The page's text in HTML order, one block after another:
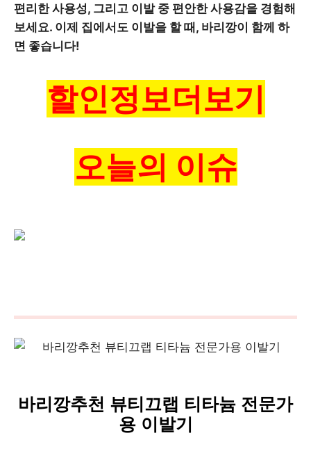
편리한 사용성, 그리고 이발 중 편안한 사용감을 경험해
보세요. 이제 집에서도 이발을 할 때, 바리깡이 함께 하
면 좋습니다!
할인정보더보기
오늘의 이슈
바리깡추천 뷰티끄랩 티타늄 전문가
용 이발기